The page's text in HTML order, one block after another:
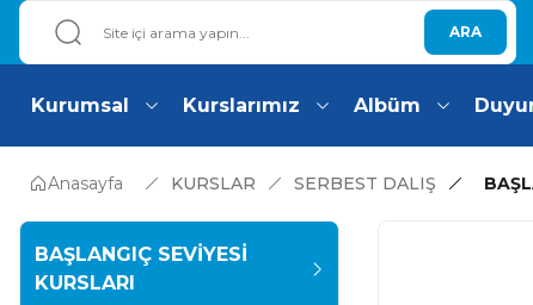
ARA
Kurumsal Kurslarımız Albüm
Anasayfa KURSLAR SERBEST DALIŞ
BAŞLANGIÇ SEVİYESİ
KURSLARI